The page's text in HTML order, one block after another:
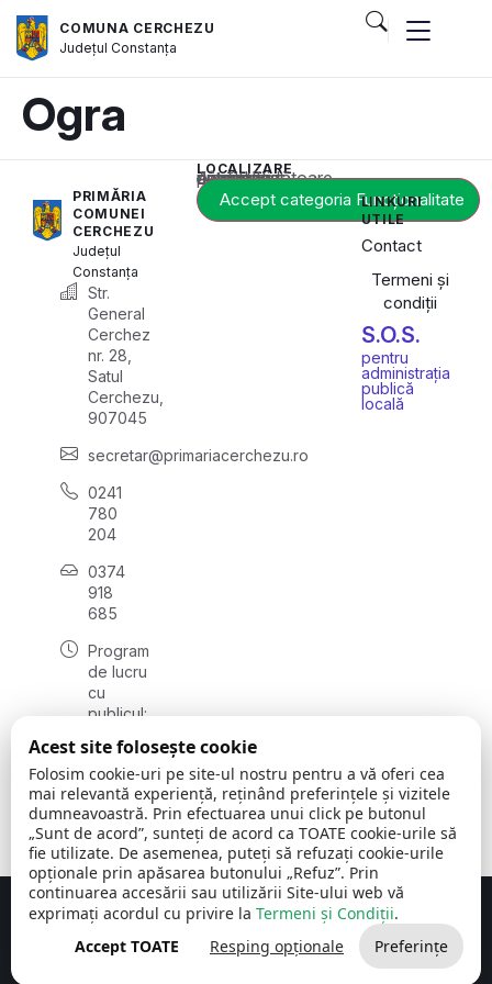
COMUNA CERCHEZU
JudețulConstanța
Ogra
PRIMĂRIA
COMUNEI
CERCHEZU
Județul
Constanța
Str.
General
Cerchez
nr. 28,
Satul
Cerchezu,
907045
secretar@primariacerchezu.ro
0241
780
204
0374
918
685
Program
de lucru
cu
publicul:
08:00 -
16:30
, vineri:
08:00 -
14:00
LOCALIZARE
Acest conținut este blocat până când acceptați categoria corespunzătoare de cookie-uri.
Accept categoria Funcționalitate
LINKURI
UTILE
Contact
Termeni și
condiții
S.O.S.
pentru
administrația
publică
locală
Comuna Cerchezu © 2026Toate drepturile rezervate
Concept realizat de Big Media Relații Publice SRL
Acest site folosește cookie
Folosim cookie-uri pe site-ul nostru pentru a vă oferi cea
mai relevantă experiență, reținând preferințele și vizitele
dumneavoastră. Prin efectuarea unui click pe butonul
„Sunt de acord”, sunteți de acord ca TOATE cookie-urile să
fie utilizate. De asemenea, puteți să refuzați cookie-urile
opționale prin apăsarea butonului „Refuz”. Prin
continuarea accesării sau utilizării Site-ului web vă
exprimați acordul cu privire la Termeni și Condiții.
Accept TOATE
Resping opționale Preferințe